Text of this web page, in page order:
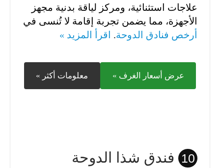
علاجات استثنائية، ومركز لياقة بدنية مجهز
الأجهزة، مما يضمن تجربة إقامة لا تُنسى في
أرخص فنادق الدوحة. اقرأ المزيد »
عرض أسعار الغرف » معلومات أكثر »
10 فندق شذا الدوحة